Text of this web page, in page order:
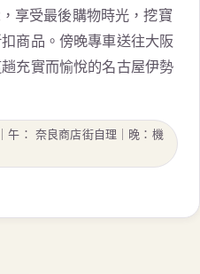
享受最後購物時光，挖寶
商品。傍晚專車送往大阪
充實而愉悅的名古屋伊勢
午： 奈良商店街自理｜晚：機